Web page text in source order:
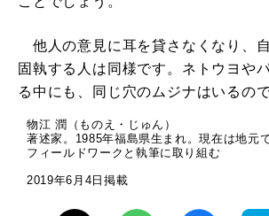
他人の意見に耳を貸さなくなり、
固執する人は同様です。ネトウヨや
る中にも、同じ穴のムジナはいるので
物江 潤（ものえ・じゅん）
著述家。1985年福島県生まれ。現在は地元
フィールドワークと執筆に取り組む
2019年6月4日掲載